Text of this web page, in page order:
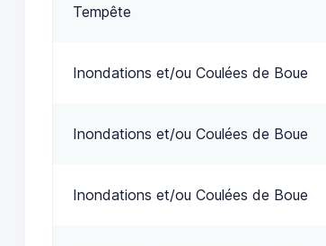
Tempête
Inondations et/ou Coulées de Boue
Inondations et/ou Coulées de Boue
Inondations et/ou Coulées de Boue